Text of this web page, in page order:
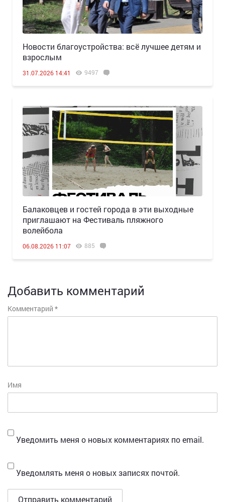
Новости благоустройства: всё лучшее детям и
взрослым
31.07.2026 14:41 9497
Балаковцев и гостей города в эти выходные
приглашают на Фестиваль пляжного
волейбола
06.08.2026 11:07 885
Добавить комментарий
Комментарий *
Имя
Уведомить меня о новых комментариях по email.
Уведомлять меня о новых записях почтой.